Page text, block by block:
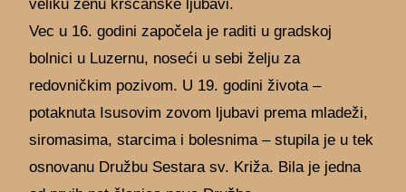
veliku ženu kršćanske ljubavi.
Vec u 16. godini započela je raditi u gradskoj
bolnici u Luzernu, noseći u sebi želju za
redovničkim pozivom. U 19. godini života –
potaknuta Isusovim zovom ljubavi prema mladeži,
siromasima, starcima i bolesnima – stupila je u tek
osnovanu Družbu Sestara sv. Križa. Bila je jedna